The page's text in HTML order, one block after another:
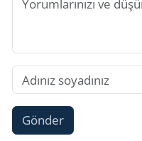
Gönder